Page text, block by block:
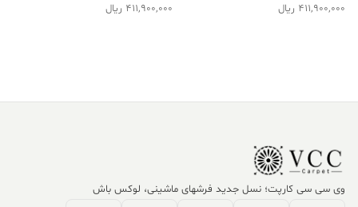
411,900,000 ریال 411,900,000 ریال
وی سی سی کارپت؛ نسل جدید فرشهای ماشینی، لوکس باش